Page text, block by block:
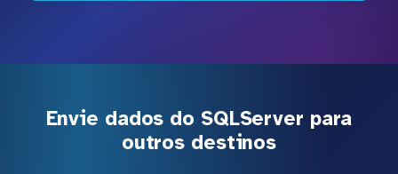
Envie dados do SQLServer para
outros destinos